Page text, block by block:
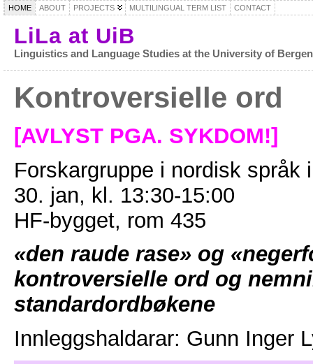
HOME ABOUT PROJECTS MULTILINGUAL TERM LIST CONTACT
LiLa at UiB
Linguistics and Language Studies at the University of Bergen
Kontroversielle ord
[AVLYST PGA. SYKDOM!]
Forskargruppe i nordisk språk
30. jan, kl. 13:30-15:00
HF-bygget, rom 435
«den raude rase» og
kontroversielle ord og
standardordbøkene
Innleggshaldarar: Gunn Inger